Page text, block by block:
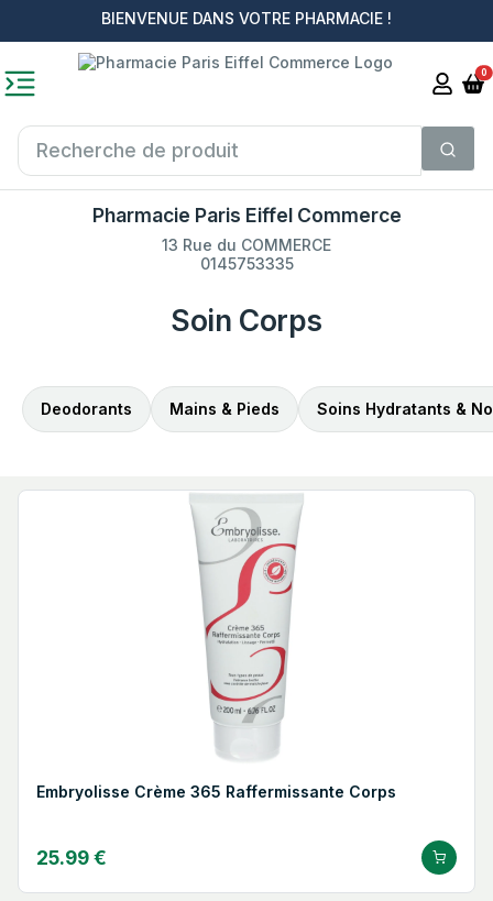
BIENVENUE DANS VOTRE PHARMACIE !
0
Pharmacie Paris Eiffel Commerce
13 Rue du COMMERCE
0145753335
Soin Corps
Deodorants Mains & Pieds Soins Hydratants &
Embryolisse Crème 365 Raffermissante Corps
25.99 €